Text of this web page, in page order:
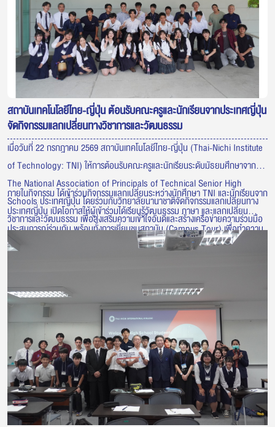
สถาบันเทคโนโลยีไทย-ญี่ปุ่น ต้อนรับคณะครูและนักเรียนจากประเทศญี่ปุ่น
จัดกิจกรรมแลกเปลี่ยนทางวิชาการและวัฒนธรรม
เมื่อวันที่ 22 กรกฎาคม 2569 สถาบันเทคโนโลยีไทย-ญี่ปุ่น (Thai-Nichi Institute
of Technology: TNI) ให้การต้อนรับคณะครูและนักเรียนระดับมัธยมศึกษาจาก
The National Association of Principals of Technical Senior High
Schools ประเทศญี่ปุ่น โดยร่วมกับวิทยาลัยนานาชาติจัดกิจกรรมแลกเปลี่ยนทาง
วิชาการและวัฒนธรรม เพื่อส่งเสริมความเข้าใจอันดีและสร้างเครือข่ายความร่วมมือ
ระหว่างเยาวชนไทยและญี่ปุ่น
ภายในกิจกรรม ได้เข้าร่วมกิจกรรมแลกเปลี่ยนระหว่างนักศึกษา TNI และนักเรียนจาก
ประเทศญี่ปุ่น เปิดโอกาสให้ผู้เข้าร่วมได้เรียนรู้วัฒนธรรม ภาษา และแลกเปลี่ยน
ประสบการณ์ร่วมกัน พร้อมทั้งการเยี่ยมชมสถาบัน (Campus Tour) เพื่อทำความ
รู้จักกับบรรยากาศการเรียนการสอน สิ่งอำนวยความสะดวก และศักยภาพด้านการ
รู้ และพัฒนาความร่วมมือด้านการศึกษากับสถาบันและองค์กรจากประเทศญี่ปุ่น
อย่างต่อเนื่อง